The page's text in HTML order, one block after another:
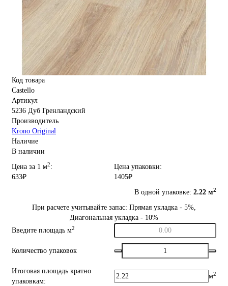
Код товара
Castello
Артикул
5236 Дуб Гренландский
Производитель
Krono Original
Наличие
В наличии
Цена за 1 м2:
633₽
Цена упаковки:
1405₽
В одной упаковке: 2.22 м2
При расчете учитывайте запас: Прямая укладка - 5%,
Диагональная укладка - 10%
Введите площадь м2
Количество упаковок
Итоговая площадь кратно
упаковкам:
м2